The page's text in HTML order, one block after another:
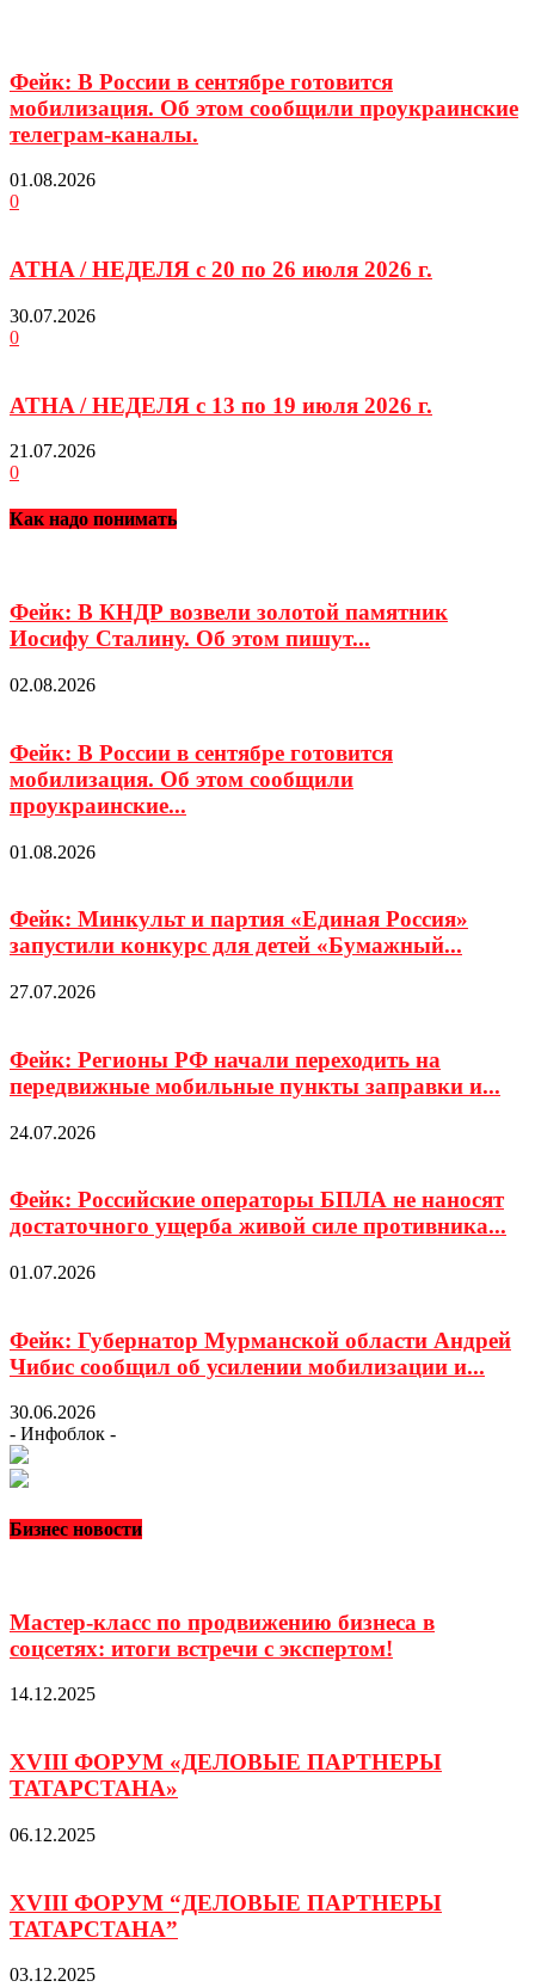
Фейк: В России в сентябре готовится
мобилизация. Об этом сообщили проукраинские
телеграм-каналы.
01.08.2026
0
ATHA / НЕДЕЛЯ с 20 по 26 июля 2026 г.
30.07.2026
0
ATHA / НЕДЕЛЯ с 13 по 19 июля 2026 г.
21.07.2026
0
Как надо понимать
Фейк: В КНДР возвели золотой памятник
Иосифу Сталину. Об этом пишут...
02.08.2026
Фейк: В России в сентябре готовится
мобилизация. Об этом сообщили
проукраинские...
01.08.2026
Фейк: Минкульт и партия «Единая Россия»
запустили конкурс для детей «Бумажный...
27.07.2026
Фейк: Регионы РФ начали переходить на
передвижные мобильные пункты заправки и...
24.07.2026
Фейк: Российские операторы БПЛА не наносят
достаточного ущерба живой силе противника...
01.07.2026
Фейк: Губернатор Мурманской области Андрей
Чибис сообщил об усилении мобилизации и...
30.06.2026
- Инфоблок -
Бизнес новости
Мастер‑класс по продвижению бизнеса в
соцсетях: итоги встречи с экспертом!
14.12.2025
XVIII ФОРУМ «ДЕЛОВЫЕ ПАРТНЕРЫ
ТАТАРСТАНА»
06.12.2025
XVIII ФОРУМ “ДЕЛОВЫЕ ПАРТНЕРЫ
ТАТАРСТАНА”
03.12.2025